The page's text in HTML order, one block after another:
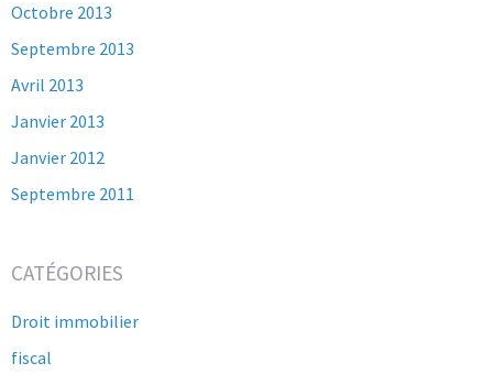
Octobre 2013
Septembre 2013
Avril 2013
Janvier 2013
Janvier 2012
Septembre 2011
CATÉGORIES
Droit immobilier
fiscal